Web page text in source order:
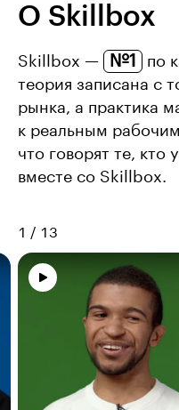
О Skillbox
Skillbox — №1
по
теория записана с
рынка, а практика
к реальным
что говорят те, кто
вместе со Skillbox.
1 / 13